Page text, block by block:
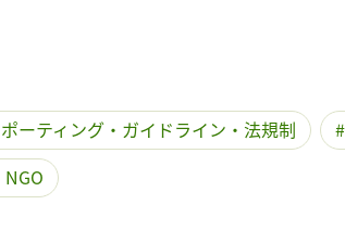
ーティング・ガイドライン・法規制